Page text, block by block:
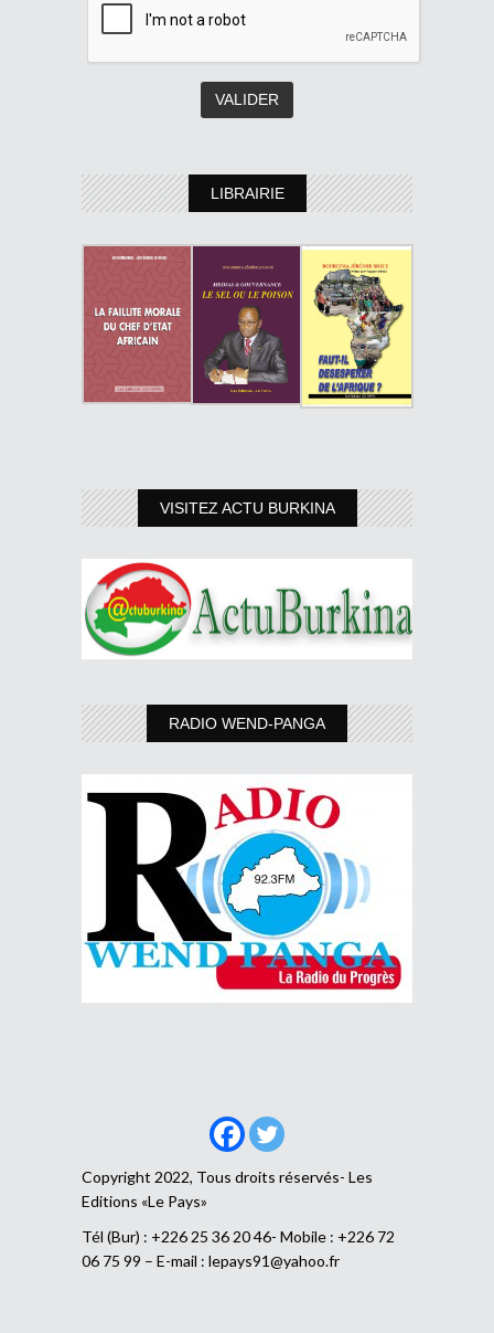
LIBRAIRIE
VISITEZ ACTU BURKINA
RADIO WEND-PANGA
Copyright 2022, Tous droits réservés- Les
Editions «Le Pays»
Tél (Bur) : +226 25 36 20 46- Mobile : +226 72
06 75 99 – E-mail : lepays91@yahoo.fr